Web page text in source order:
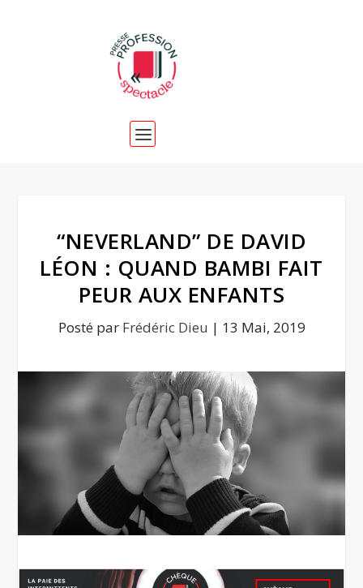
“NEVERLAND” DE DAVID
LÉON : QUAND BAMBI FAIT
PEUR AUX ENFANTS
Posté par Frédéric Dieu | 13 Mai, 2019